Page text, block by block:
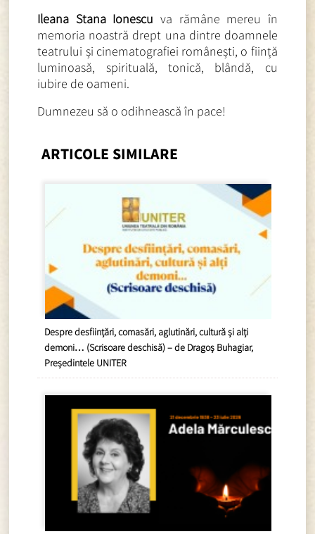
Ileana Stana Ionescu va rămâne mereu în
memoria noastră drept una dintre doamnele
teatrului și cinematografiei românești, o ființă
luminoasă, spirituală, tonică, blândă, cu
iubire de oameni.
Dumnezeu să o odihnească în pace!
ARTICOLE SIMILARE
Despre desființări, comasări, aglutinări, cultură și alți
demoni… (Scrisoare deschisă) – de Dragoș Buhagiar,
Președintele UNITER